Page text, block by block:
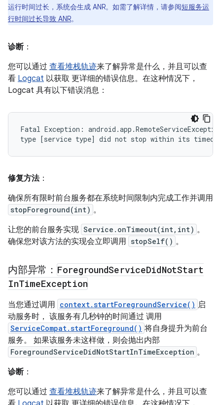
运行时间过长，系统会生成 ANR。如需了解详情，请参阅短服务运
行时间过长导致 ANR。
诊断：
您可以通过 查看堆栈轨迹来了解异常是什么，并且可以查
看 Logcat 以获取 更详细的错误信息。在这种情况下，
Logcat 具有以下错误消息：
Fatal Exception:
修复方法：
确保所有限时前台服务都在系统时间限制内完成工作并调用
stopForeground(int) 。
让您的前台服务实现 Service.onTimeout(int,int) 。
确保您对该方法的实现会立即调用 stopSelf() 。
内部异常： ForegroundServiceDidNotStart
InTimeException
当您通过调用 context.startForegroundService() 启
动服务时， 该服务有几秒钟的时间通过 调用
ServiceCompat.startForeground() 将自身提升为前台
服务。 如果该服务未这样做，则会抛出内部
ForegroundServiceDidNotStartInTimeException 。
诊断：
您可以通过 查看堆栈轨迹来了解异常是什么，并且可以查